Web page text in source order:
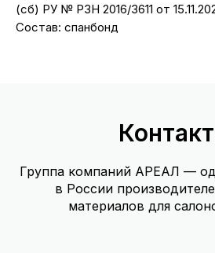
(сб) РУ № РЗН 2016/3611 от
Состав: спанбонд
Группа компаний АРЕАЛ —
в России
материалов для